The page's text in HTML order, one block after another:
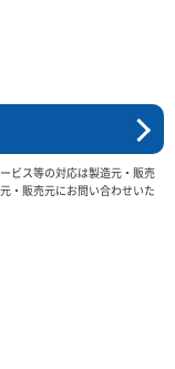
ビス等の対応は製造元・販売
・販売元にお問い合わせいた